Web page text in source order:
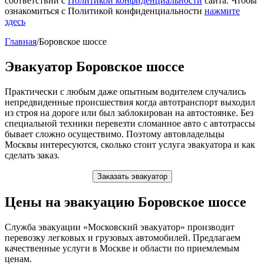
ознакомиться с Политикой конфиденциальности нажмите
здесь
Главная/Боровское шоссе
Эвакуатор Боровское шоссе
Практически с любым даже опытным водителем случались
непредвиденные происшествия когда автотранспорт выходил
из строя на дороге или был заблокирован на автостоянке. Без
специальной техники перевезти сломанное авто с автотрассы
бывает сложно осуществимо. Поэтому автовладельцы
Москвы интересуются, сколько стоит услуга эвакуатора и как
сделать заказ.
Заказать эвакуатор
Цены на эвакуацию Боровское шоссе
Служба эвакуации «Московский эвакуатор» производит
перевозку легковых и грузовых автомобилей. Предлагаем
качественные услуги в Москве и области по приемлемым
ценам.